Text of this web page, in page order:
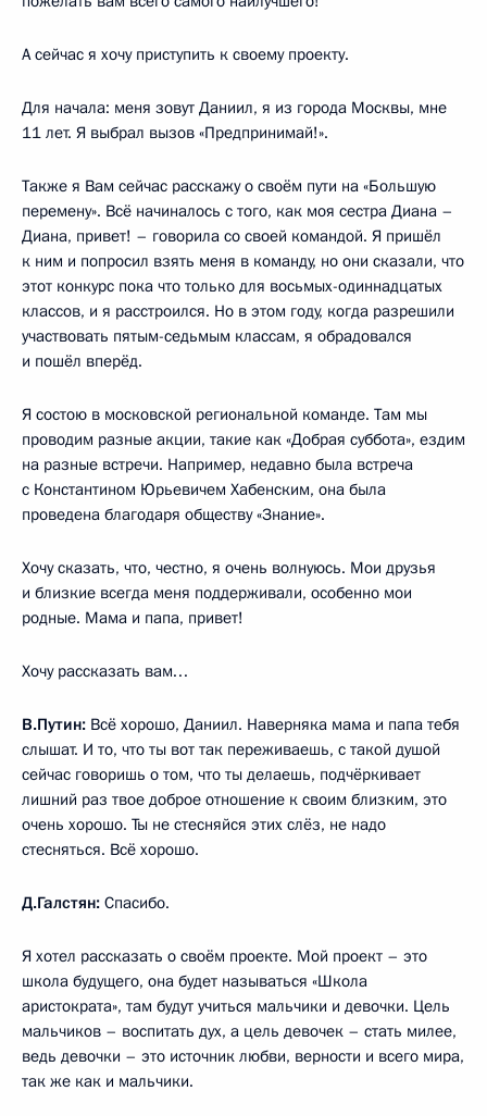
А сейчас я хочу приступить к своему проекту.
Для начала: меня зовут Даниил, я из города Москвы, мне
11 лет. Я выбрал вызов «Предпринимай!».
Также я Вам сейчас расскажу о своём пути на «Большую
перемену». Всё начиналось с того, как моя сестра Диана –
Диана, привет! – говорила со своей командой. Я пришёл
к ним и попросил взять меня в команду, но они сказали, что
этот конкурс пока что только для восьмых-одиннадцатых
классов, и я расстроился. Но в этом году, когда разрешили
участвовать пятым-седьмым классам, я обрадовался
и пошёл вперёд.
Я состою в московской региональной команде. Там мы
проводим разные акции, такие как «Добрая суббота», ездим
на разные встречи. Например, недавно была встреча
с Константином Юрьевичем Хабенским, она была
проведена благодаря обществу «Знание».
Хочу сказать, что, честно, я очень волнуюсь. Мои друзья
и близкие всегда меня поддерживали, особенно мои
родные. Мама и папа, привет!
Хочу рассказать вам…
В.Путин: Всё хорошо, Даниил. Наверняка мама и папа тебя
слышат. И то, что ты вот так переживаешь, с такой душой
сейчас говоришь о том, что ты делаешь, подчёркивает
лишний раз твое доброе отношение к своим близким, это
очень хорошо. Ты не стесняйся этих слёз, не надо
стесняться. Всё хорошо.
Д.Галстян: Спасибо.
Я хотел рассказать о своём проекте. Мой проект – это
школа будущего, она будет называться «Школа
аристократа», там будут учиться мальчики и девочки. Цель
мальчиков – воспитать дух, а цель девочек – стать милее,
ведь девочки – это источник любви, верности и всего мира,
так же как и мальчики.